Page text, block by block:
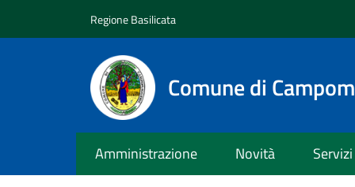
Regione Basilicata
Comune di
Amministrazione Novità Servizi